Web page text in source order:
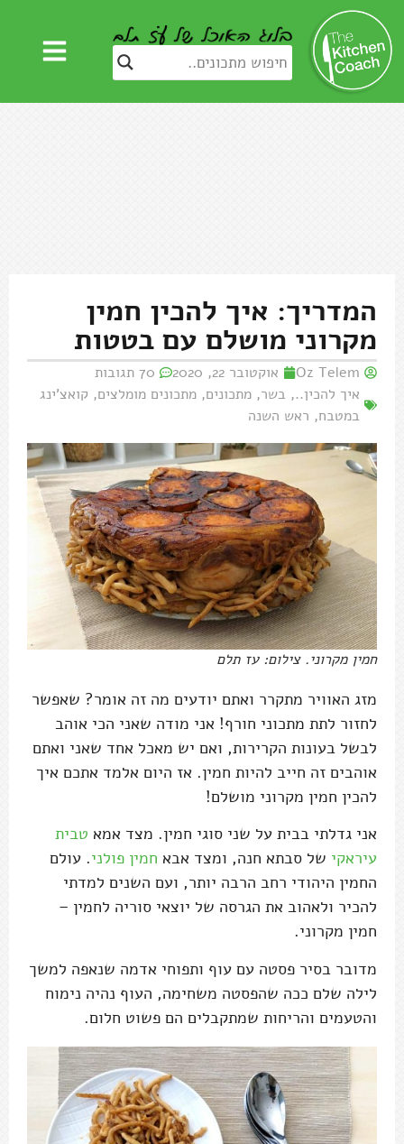
המדריך: איך להכין חמין
מקרוני מושלם עם בטטות
Oz Telem אוקטובר 22, 2020
70 תגובות
איך להכין.., בשר, מתכונים, מתכונים מומלצים, קואצ'ינג
במטבח, ראש השנה
חמין מקרוני. צילום: עז תלם
מזג האוויר מתקרר ואתם יודעים מה זה אומר? שאפשר
לחזור לתת מתכוני חורף! אני מודה שאני הכי אוהב
לבשל בעונות הקרירות, ואם יש מאכל אחד שאני ואתם
אוהבים זה חייב להיות חמין. אז היום אלמד אתכם איך
להכין חמין מקרוני מושלם!
אני גדלתי בבית על שני סוגי חמין. מצד אמא טבית
עיראקי של סבתא חנה, ומצד אבא חמין פולני. עולם
החמין היהודי רחב הרבה יותר, ועם השנים למדתי
להכיר ולאהוב את הגרסה של יוצאי סוריה לחמין –
חמין מקרוני.
מדובר בסיר פסטה עם עוף ותפוחי אדמה שנאפה למשך
לילה שלם ככה שהפסטה משחימה, העוף נהיה נימוח
והטעמים והריחות שמתקבלים הם פשוט חלום.